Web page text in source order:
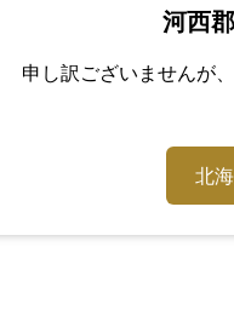
河西
申し訳ございませんが、
北